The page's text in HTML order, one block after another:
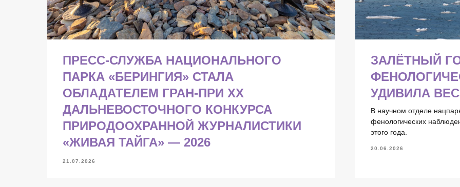
ПРЕСС-СЛУЖБА НАЦИОНАЛЬНОГО
ПАРКА «БЕРИНГИЯ» СТАЛА
ОБЛАДАТЕЛЕМ ГРАН-ПРИ XX
ДАЛЬНЕВОСТОЧНОГО КОНКУРСА
ПРИРОДООХРАННОЙ ЖУРНАЛИСТИКИ
«ЖИВАЯ ТАЙГА» — 2026
21.07.2026
ЗАЛЁТНЫЙ
УДИВИЛА
В научном отделе
фенологических
этого года.
20.06.2026